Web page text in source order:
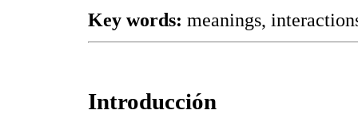
Key words: meanings,
Introducción